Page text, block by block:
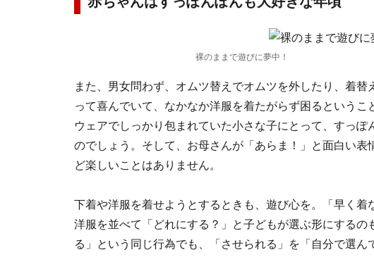
裸のままで遊びに夢中！
また、男女問わず、オムツ替えでオムツを外したり、着
って喜んでいて、なかなか洋服を着たがらず困るという
ウェアでしっかり包まれていた小さな子にとって、すっ
のでしょう。そして、お母さんが「あらま！」と面白い
ど楽しいことはありません。
下着や洋服を着せようとするときも、遊び心を。「早く
洋服を並べて「どれにする？」と子どもが選ぶ形にする
る」という同じ行為でも、「させられる」を「自分で選